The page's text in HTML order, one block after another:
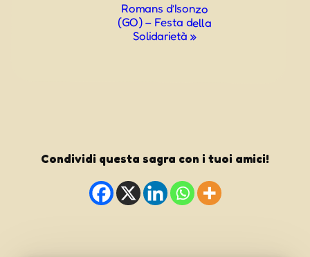
Romans d’Isonzo
(GO) – Festa della
Solidarietà »
Condividi questa sagra con i tuoi amici!